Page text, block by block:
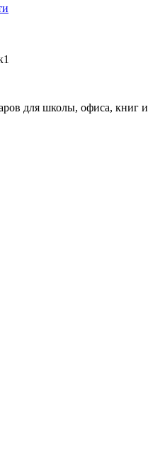
для школы, офиса, книг и